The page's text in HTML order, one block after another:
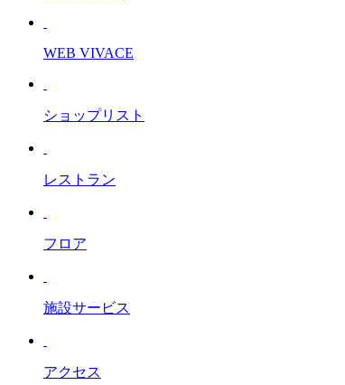
WEB VIVACE
ショップリスト
レストラン
フロア
施設サービス
アクセス